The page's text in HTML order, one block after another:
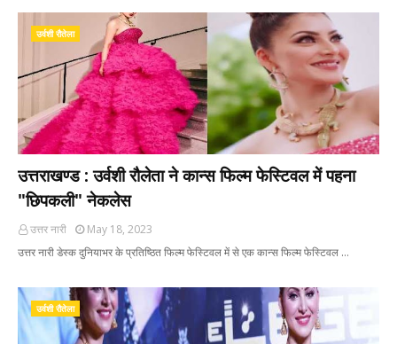
उर्वशी रौतेला
उत्तराखण्ड : उर्वशी रौलेता ने कान्स फिल्म फेस्टिवल में पहना
"छिपकली" नेकलेस
उत्तर नारी
May 18, 2023
उत्तर नारी डेस्क दुनियाभर के प्रतिष्ठित फिल्म फेस्टिवल में से एक कान्स फिल्म फेस्टिवल …
उर्वशी रौतेला